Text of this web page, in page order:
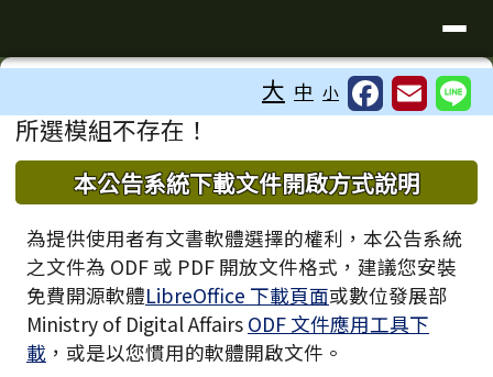
臺南市歸仁區文化國小全球資訊站
⏸
大 中 小
主內容區域
所選模組不存在！
下中區域內容
本公告系統下載文件開啟方式說明
為提供使用者有文書軟體選擇的權利，本公告系統
之文件為 ODF 或 PDF 開放文件格式，建議您安裝
免費開源軟體LibreOffice 下載頁面或數位發展部
Ministry of Digital Affairs ODF 文件應用工具下
載 ，或是以您慣用的軟體開啟文件。
頁尾區域